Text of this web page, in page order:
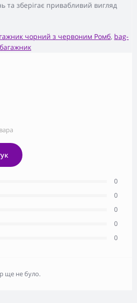
та зберігає привабливий вигляд
чорний з червоним Ромб, bag-
0
0
0
0
0
ще не було.